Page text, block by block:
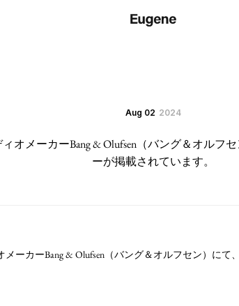
Aug 02 2024
オメーカーBang & Olufsen（バング＆オルフ
ーが掲載されています。
ーカーBang & Olufsen（バング＆オルフセン）に